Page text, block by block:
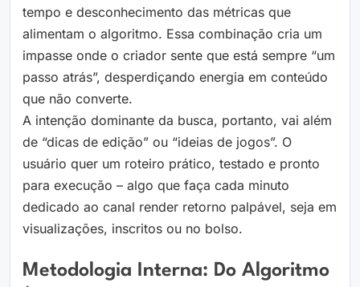
tempo e desconhecimento das métricas que
alimentam o algoritmo. Essa combinação cria um
impasse onde o criador sente que está sempre “um
passo atrás”, desperdiçando energia em conteúdo
que não converte.
A intenção dominante da busca, portanto, vai além
de “dicas de edição” ou “ideias de jogos”. O
usuário quer um roteiro prático, testado e pronto
para execução – algo que faça cada minuto
dedicado ao canal render retorno palpável, seja em
visualizações, inscritos ou no bolso.
Metodologia Interna: Do Algoritmo